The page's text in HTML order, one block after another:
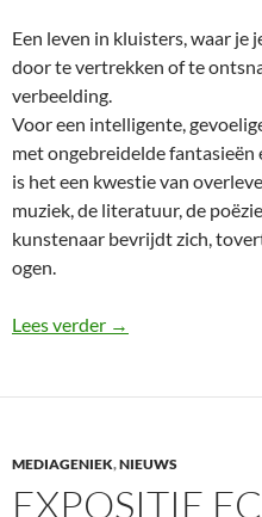
Een leven in kluisters, waar je
door te vertrekken of te
verbeelding.
Voor een intelligente,
met ongebreidelde fantasieën
is het een kwestie van
muziek, de literatuur, de
kunstenaar bevrijdt zich,
ogen.
Lees verder Om weer kind te
→
MEDIAGENIEK,NIEUWS
EXPOSITIE FC